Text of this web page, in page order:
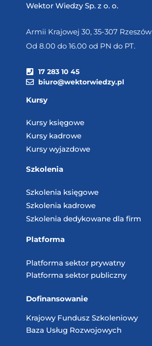
Wektor Wiedzy Sp. z o. o.
Armii Krajowej 30, 35-307 Rzeszów
Od 8.00 do 16.00 od PN do PT.
17 283 10 45
biuro@wektorwiedzy.pl
Kursy
Kursy księgowe
Kursy kadrowe
Kursy wyjazdowe
Szkolenia
Szkolenia księgowe
Szkolenia kadrowe
Szkolenia dedykowane dla firm
Platforma
Platforma sektor prywatny
Platforma sektor publiczny
Dofinansowanie
Krajowy Fundusz Szkoleniowy
Baza Usług Rozwojowych